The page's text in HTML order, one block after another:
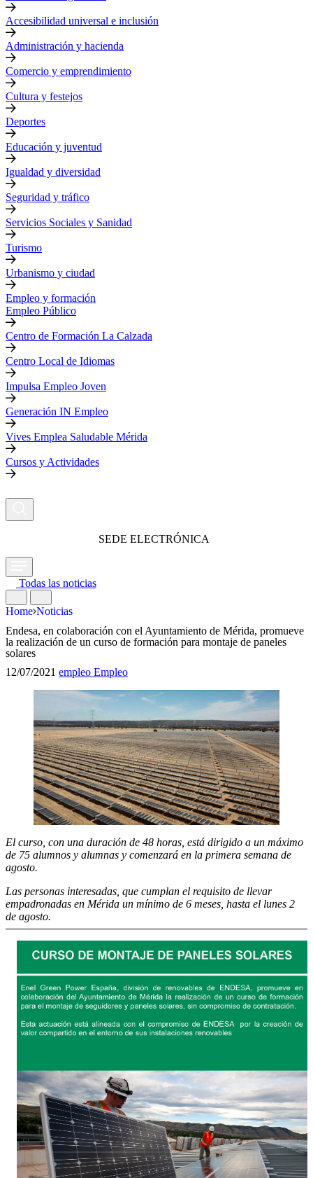
Accesibilidad universal e inclusión
Administración y hacienda
Comercio y emprendimiento
Cultura y festejos
Deportes
Educación y juventud
Igualdad y diversidad
Seguridad y tráfico
Servicios Sociales y Sanidad
Turismo
Urbanismo y ciudad
Empleo y formación
Empleo Público
Centro de Formación La Calzada
Centro Local de Idiomas
Impulsa Empleo Joven
Generación IN Empleo
Vives Emplea Saludable Mérida
Cursos y Actividades
SEDE ELECTRÓNICA
Todas las noticias
Home Noticias
Endesa, en colaboración con el Ayuntamiento de Mérida, promueve
la realización de un curso de formación para montaje de paneles
solares
12/07/2021 empleo Empleo
El curso, con una duración de 48 horas, está dirigido a un máximo
de 75 alumnos y alumnas y comenzará en la primera semana de
agosto.
Las personas interesadas, que cumplan el requisito de llevar
empadronadas en Mérida un mínimo de 6 meses, hasta el lunes 2
de agosto.